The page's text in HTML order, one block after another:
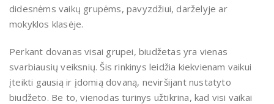
didesnėms vaikų grupėms, pavyzdžiui, darželyje ar
mokyklos klasėje.
Perkant dovanas visai grupei, biudžetas yra vienas
svarbiausių veiksnių. Šis rinkinys leidžia kiekvienam vaikui
įteikti gausią ir įdomią dovaną, neviršijant nustatyto
biudžeto. Be to, vienodas turinys užtikrina, kad visi vaikai